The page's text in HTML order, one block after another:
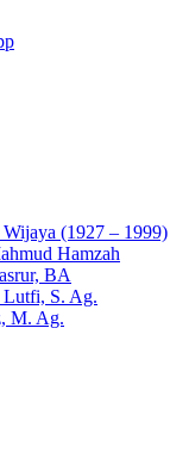
(1927 – 1999)
Hamzah
BA
S. Ag.
M. Ag.